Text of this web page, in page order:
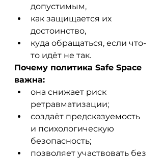
допустимым,
как защищается их
достоинство,
куда обращаться, если что-
то идёт не так.
Почему политика Safe Space
важна:
она снижает риск
ретравматизации;
создаёт предсказуемость
и психологическую
безопасность;
позволяет участвовать без